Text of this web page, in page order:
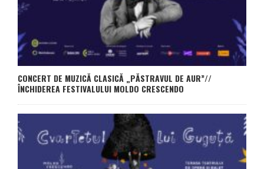
CONCERT DE MUZICĂ CLASICĂ „PĂSTRAVUL DE AUR”//
ÎNCHIDEREA FESTIVALULUI MOLDO CRESCENDO